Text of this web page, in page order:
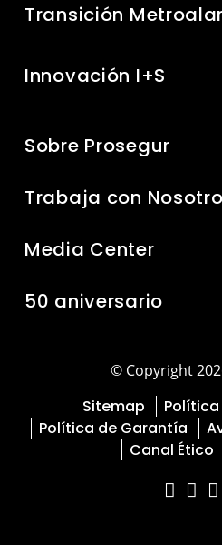
Transición
Innovación I+S
Sobre Prosegur
Trabaja con
Media Center
50 aniversario
© Copyright
Sitemap
Política de Garantía
Canal Ético